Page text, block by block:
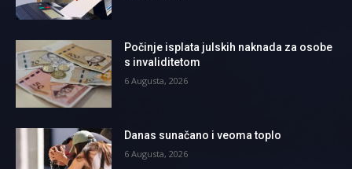
Počinje isplata julskih naknada za osobe
s invaliditetom
6 Augusta, 2026
Danas sunačano i veoma toplo
6 Augusta, 2026